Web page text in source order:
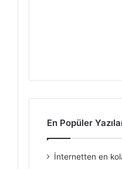
En Popüler
İnternetten en